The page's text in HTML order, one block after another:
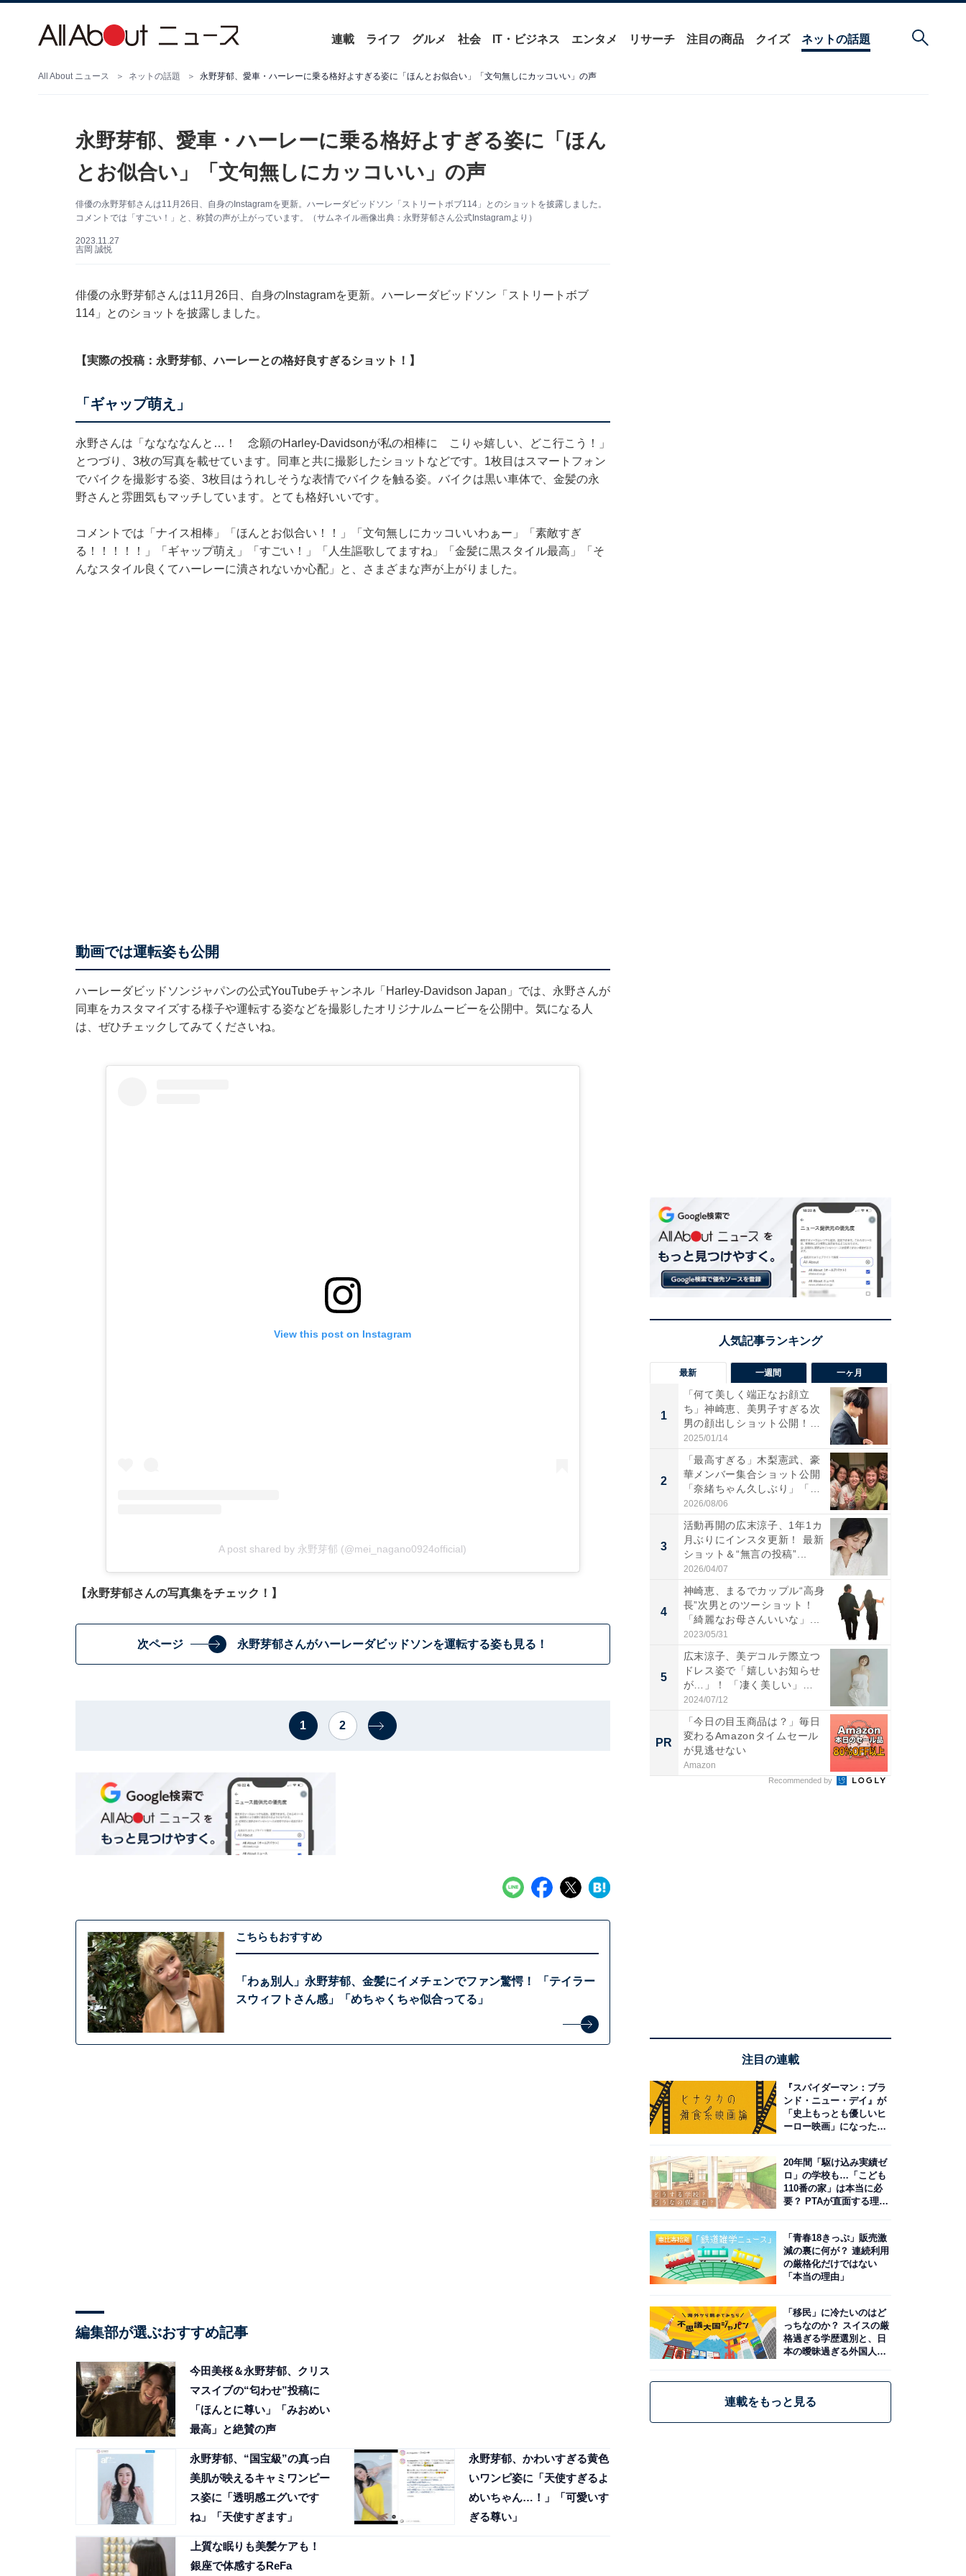
連載 ライフ グルメ 社会 IT・ビジネス エンタメ リサーチ 注目の商品 クイズ ネットの話題
All About ニュース ネットの話題 永野芽郁、愛車・ハーレーに乗る格好よすぎる姿に「ほんとお似合い」「文句無しにカッコいい」の声
永野芽郁、愛車・ハーレーに乗る格好よすぎる姿に「ほん
とお似合い」「文句無しにカッコいい」の声
俳優の永野芽郁さんは11月26日、自身のInstagramを更新。ハーレーダビッドソン「ストリートボブ114」とのショットを披露しました。
コメントでは「すごい！」と、称賛の声が上がっています。（サムネイル画像出典：永野芽郁さん公式Instagramより）
2023.11.27
吉岡 誠悦
俳優の永野芽郁さんは11月26日、自身のInstagramを更新。ハーレーダビッドソン「ストリートボブ
114」とのショットを披露しました。
【実際の投稿：永野芽郁、ハーレーとの格好良すぎるショット！】
「ギャップ萌え」
永野さんは「ななななんと…！ 念願のHarley-Davidsonが私の相棒に こりゃ嬉しい、どこ行こう！」
とつづり、3枚の写真を載せています。同車と共に撮影したショットなどです。1枚目はスマートフォン
でバイクを撮影する姿、3枚目はうれしそうな表情でバイクを触る姿。バイクは黒い車体で、金髪の永
野さんと雰囲気もマッチしています。とても格好いいです。
コメントでは「ナイス相棒」「ほんとお似合い！！」「文句無しにカッコいいわぁー」「素敵すぎ
る！！！！！」「ギャップ萌え」「すごい！」「人生謳歌してますね」「金髪に黒スタイル最高」「そ
んなスタイル良くてハーレーに潰されないか心配」と、さまざまな声が上がりました。
動画では運転姿も公開
ハーレーダビッドソンジャパンの公式YouTubeチャンネル「Harley-Davidson Japan」では、永野さんが
同車をカスタマイズする様子や運転する姿などを撮影したオリジナルムービーを公開中。気になる人
は、ぜひチェックしてみてくださいね。
View this post on Instagram
A post shared by 永野芽郁 (@mei_nagano0924official)
【永野芽郁さんの写真集をチェック！】
次ページ 永野芽郁さんがハーレーダビッドソンを運転する姿も見る！
1 2
こちらもおすすめ
「わぁ別人」永野芽郁、金髪にイメチェンでファン驚愕！ 「テイラー
スウィフトさん感」「めちゃくちゃ似合ってる」
編集部が選ぶおすすめ記事
今田美桜＆永野芽郁、クリス
マスイブの“匂わせ”投稿に
「ほんとに尊い」「みおめい
最高」と絶賛の声
永野芽郁、“国宝級”の真っ白
美肌が映えるキャミワンピー
ス姿に「透明感エグいです
ね」「天使すぎます」
永野芽郁、かわいすぎる黄色
いワンピ姿に「天使すぎるよ
めいちゃん…！」「可愛いす
ぎる尊い」
上質な眠りも美髪ケアも！
銀座で体感するReFa
最新 一週間 一ヶ月
1
「何て美しく端正なお顔立
ち」神崎恵、美男子すぎる次
男の顔出しショット公開！
「め...
2025/01/14
2
「最高すぎる」木梨憲武、豪
華メンバー集合ショット公開
「奈緒ちゃん久しぶり」「み
ん...
2026/08/06
3
活動再開の広末涼子、1年1カ
月ぶりにインスタ更新！ 最新
ショット＆“無言の投稿”...
2026/04/07
4
神崎恵、まるでカップル“高身
長”次男とのツーショット！
「綺麗なお母さんいいな」...
2023/05/31
5
広末涼子、美デコルテ際立つ
ドレス姿で「嬉しいお知らせ
が…」！ 「凄く美しい」
「透...
2024/07/12
PR
「今日の目玉商品は？」毎日
変わるAmazonタイムセール
が見逃せない
Amazon
Recommended by
注目の連載
『スパイダーマン：ブラ
ンド・ニュー・デイ』が
「史上もっとも優しいヒ
ーロー映画」になった理
20年間「駆け込み実績ゼ
ロ」の学校も…「こども
110番の家」は本当に必
要？ PTAが直面する理想
「青春18きっぷ」販売激
減の裏に何が？ 連続利用
の厳格化だけではない
「本当の理由」
「移民」に冷たいのはど
っちなのか？ スイスの厳
格過ぎる学歴選別と、日
本の曖昧過ぎる外国人政
連載をもっと見る